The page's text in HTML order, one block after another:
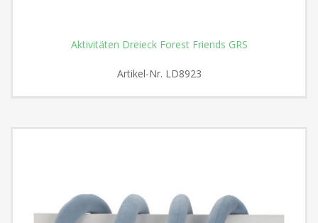
Aktivitäten Dreieck Forest Friends GRS
Artikel-Nr. LD8923